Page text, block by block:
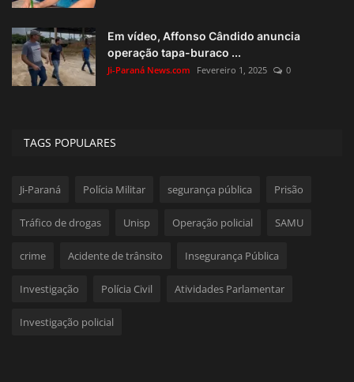
Em vídeo, Affonso Cândido anuncia
operação tapa-buraco ...
Ji-Paraná News.com Fevereiro 1, 2025 0
TAGS POPULARES
Ji-Paraná Polícia Militar segurança pública Prisão
Tráfico de drogas Unisp Operação policial SAMU
crime Acidente de trânsito Insegurança Pública
Investigação Polícia Civil Atividades Parlamentar
Investigação policial